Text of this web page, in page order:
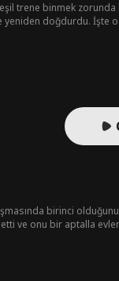
trene binmek zorunda
yeniden doğdurdu. İşte
birinci olduğunu
ve onu bir aptalla